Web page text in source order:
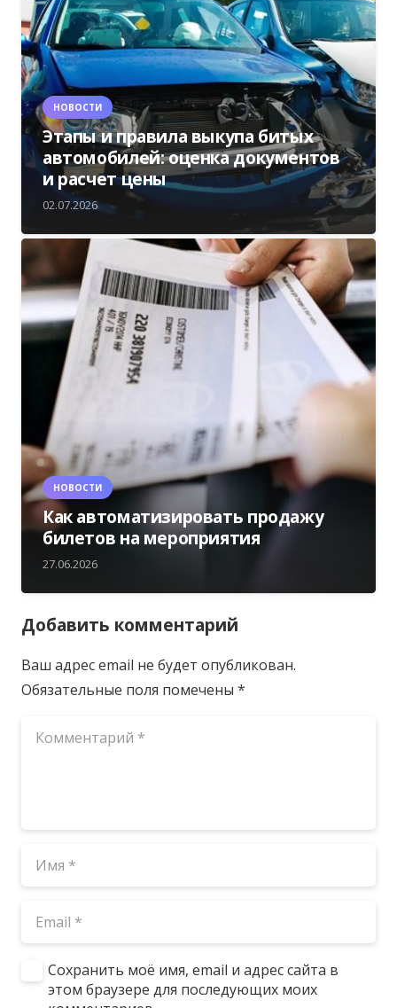
НОВОСТИ
Этапы и правила выкупа битых
автомобилей: оценка документов
и расчет цены
02.07.2026
НОВОСТИ
Как автоматизировать продажу
билетов на мероприятия
27.06.2026
Добавить комментарий
Ваш адрес email не будет опубликован.
Обязательные поля помечены *
Сохранить моё имя, email и адрес сайта в
этом браузере для последующих моих